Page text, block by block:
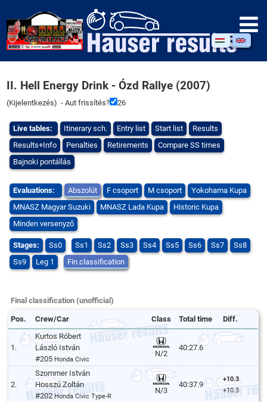
II. Hell Energy Drink - Ózd Rallye (2007)
(Kijelentkezés) - Aut frissítés? 25
Live tables: Itinerary sch. Entry list Start list
Results
Results+Info
Penalties Retirements
Compare SS times
Bajnoki pontállás
Evaluations: Abszolút F csoport M csoport
Yokohama Kupa
MNASZ Magyar Suzuki
MNASZ Lada Kupa
Historic Kupa
Minden versenyző
Stages: Ss0 Ss1 Ss2 Ss3 Ss4 Ss5 Ss6 Ss7
Ss8
Ss9
Leg 1 Fin.classification
Final classification (unofficial)
Pos. Crew/Car Class Total time Diff.
1.
Kurtos Róbert
László István
#205 Honda Civic
N/2
40:27.6
2.
Szommer István
Hosszú Zoltán
#202 Honda Civic Type-R
N/3
40:37.9
+10.3
+10.3